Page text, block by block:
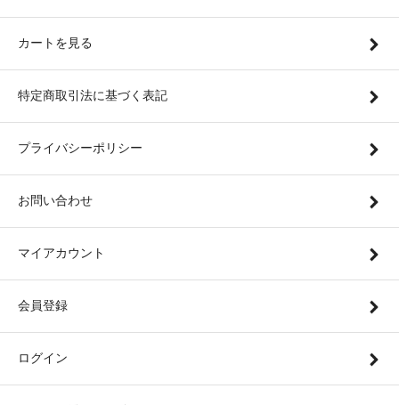
カートを見る
特定商取引法に基づく表記
プライバシーポリシー
お問い合わせ
マイアカウント
会員登録
ログイン